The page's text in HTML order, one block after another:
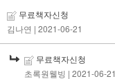
무료책자신청
김나연 | 2021-06-21
무료책자신청
초록원웰빙 | 2021-06-21